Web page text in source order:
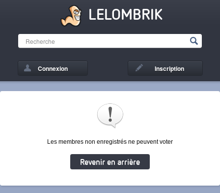
LELOMBRIK
Connexion Inscription
Les membres non enregistrés ne peuvent voter
Revenir en arrière